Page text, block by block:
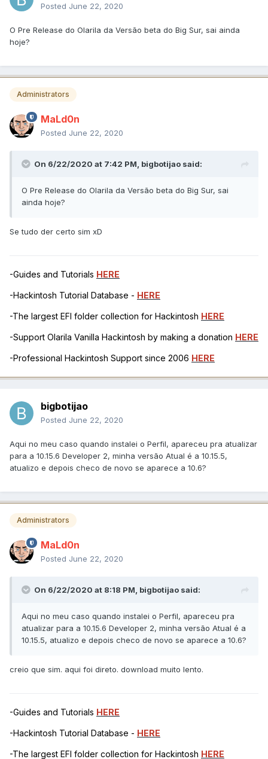
Posted June 22, 2020
O Pre Release do Olarila da Versão beta do Big Sur, sai ainda
hoje?
Administrators
MaLd0n
Posted June 22, 2020
On 6/22/2020 at 7:42 PM, bigbotijao said:
O Pre Release do Olarila da Versão beta do Big Sur, sai
ainda hoje?
Se tudo der certo sim xD
-Guides and Tutorials HERE
-Hackintosh Tutorial Database - HERE
-The largest EFI folder collection for Hackintosh HERE
-Support Olarila Vanilla Hackintosh by making a donation HERE
-Professional Hackintosh Support since 2006 HERE
bigbotijao
Posted June 22, 2020
Aqui no meu caso quando instalei o Perfil, apareceu pra atualizar
para a 10.15.6 Developer 2, minha versão Atual é a 10.15.5,
atualizo e depois checo de novo se aparece a 10.6?
Administrators
MaLd0n
Posted June 22, 2020
On 6/22/2020 at 8:18 PM, bigbotijao said:
Aqui no meu caso quando instalei o Perfil, apareceu pra
atualizar para a 10.15.6 Developer 2, minha versão Atual é a
10.15.5, atualizo e depois checo de novo se aparece a 10.6?
creio que sim. aqui foi direto. download muito lento.
-Guides and Tutorials HERE
-Hackintosh Tutorial Database - HERE
-The largest EFI folder collection for Hackintosh HERE